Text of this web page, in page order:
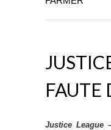
FAUTE
Justice League